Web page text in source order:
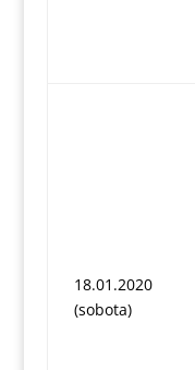
18.01.2020
(sobota)